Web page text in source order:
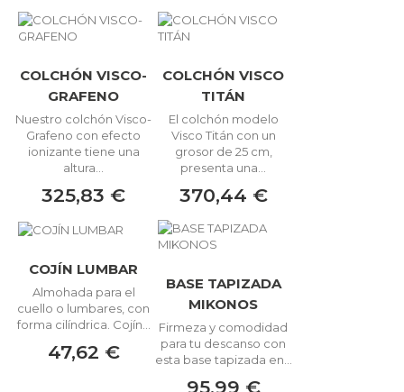
COLCHÓN VISCO-
GRAFENO
Nuestro colchón Visco-
Grafeno con efecto
ionizante tiene una
altura...
325,83 €
COLCHÓN VISCO
TITÁN
El colchón modelo
Visco Titán con un
grosor de 25 cm,
presenta una...
370,44 €
COJÍN LUMBAR
Almohada para el
cuello o lumbares, con
forma cilíndrica. Cojín...
47,62 €
BASE TAPIZADA
MIKONOS
Firmeza y comodidad
para tu descanso con
esta base tapizada en...
95,99 €